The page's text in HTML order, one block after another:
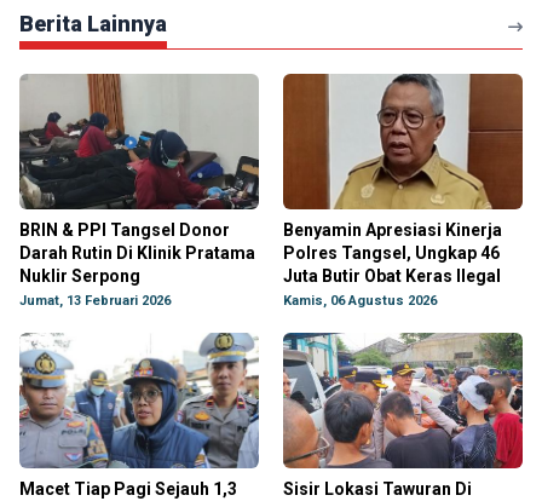
Berita Lainnya
BRIN & PPI Tangsel Donor
Darah Rutin Di Klinik Pratama
Nuklir Serpong
Jumat, 13 Februari 2026
Benyamin Apresiasi Kinerja
Polres Tangsel, Ungkap 46
Juta Butir Obat Keras Ilegal
Kamis, 06 Agustus 2026
Macet Tiap Pagi Sejauh 1,3
Sisir Lokasi Tawuran Di